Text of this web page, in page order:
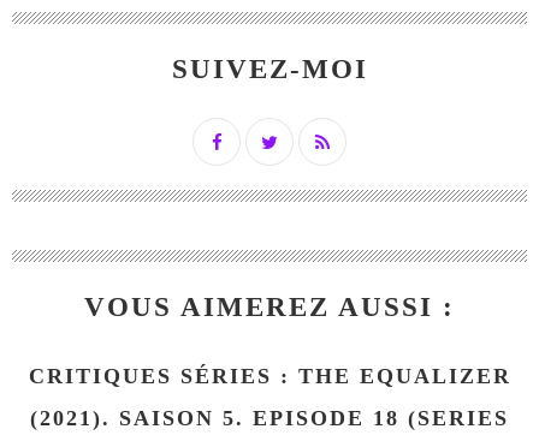
SUIVEZ-MOI
VOUS AIMEREZ AUSSI :
CRITIQUES SÉRIES : THE EQUALIZER
(2021). SAISON 5. EPISODE 18 (SERIES